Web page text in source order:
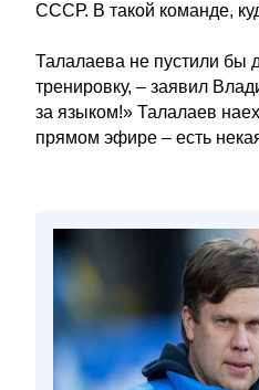
СССР. В такой команде,
Талалаева не пустили бы
тренировку, – заявил
за языком!» Талалаев
прямом эфире – есть